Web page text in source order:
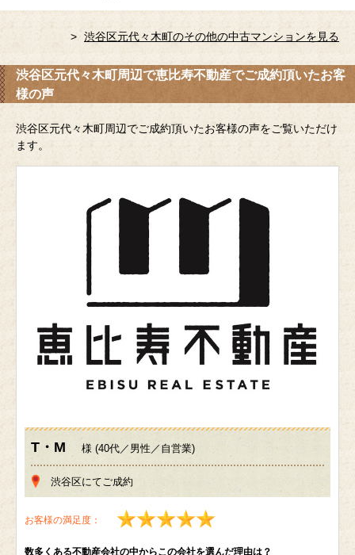
渋谷区元代々木町のその他の中古マンションを見る
渋谷区元代々木町周辺で恵比寿不動産でご成約頂いたお客
様の声
渋谷区元代々木町周辺でご成約頂いたお客様の声をご覧いただけ
ます。
T・M 様 (40代／男性／自営業)
渋谷区にてご成約
お客様の満足度：
数多くある不動産会社の中からこの会社を選んだ理由は？